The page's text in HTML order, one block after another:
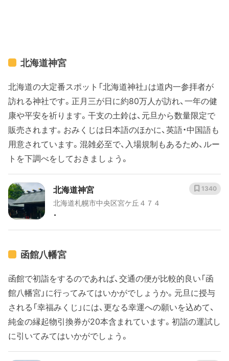
北海道神宮
北海道の大定番スポット「北海道神社」は道内一参拝者が
訪れる神社です。正月三が日に約80万人が訪れ、一年の健
康や平安を祈ります。干支の土鈴は、元旦から数量限定で
販売されます。おみくじは日本語のほかに、英語・中国語も
用意されています。混雑必至で、入場規制もあるため、ルー
トを下調べをしておきましょう。
北海道神宮
北海道札幌市中央区宮ケ丘４７４
・
1340
函館八幡宮
函館で初詣をするのであれば、交通の便が比較的良い「函
館八幡宮」に行ってみてはいかがでしょうか。元旦に授与
される「幸福みくじ」には、更なる幸運への願いを込めて、
純金の縁起物引換券が20本含まれています。初詣の運試し
に引いてみてはいかがでしょう。